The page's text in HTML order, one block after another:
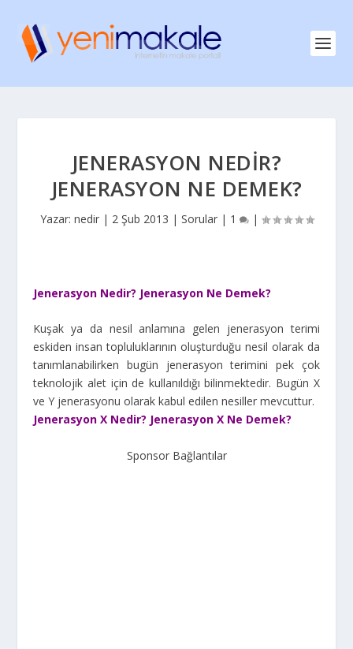
JENERASYON NEDIR?
JENERASYON NE DEMEK?
Yazar: nedir| 2 Şub 2013 | Sorular| 1 |
Jenerasyon Nedir? Jenerasyon Ne Demek?
Kuşak ya da nesil anlamına gelen jenerasyon terimi
eskiden insan topluluklarının oluşturduğu nesil olarak da
tanımlanabilirken bugün jenerasyon terimini pek çok
teknolojik alet için de kullanıldığı bilinmektedir. Bugün X
ve Y jenerasyonu olarak kabul edilen nesiller mevcuttur.
Jenerasyon X Nedir? Jenerasyon X Ne Demek?
Sponsor Bağlantılar